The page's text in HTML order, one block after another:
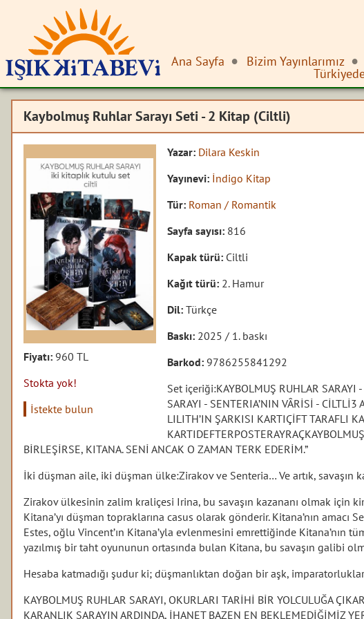
Ana Sayfa Bizim Yayınlarımız
Kaybolmuş Ruhlar Sarayı Seti - 2 Kitap (Ciltli)
Fiyatı:960 TL
Stokta yok!
İstekte bulun
Yazar: Dilara Keskin
Yayınevi: İndigo Kitap
Tür: Roman / Romantik
Sayfa sayısı: 816
Kapak türü: Ciltli
Kağıt türü: 2. Hamur
Dil:Türkçe
Baskı: 2025 / 1. baskı
Barkod:9786255841292
Set içeriği:KAYBOLMUŞ RUHLAR SARAYI
SARAYI - SENTERIA’NIN VÂRİSİ -
LILITH’IN ŞARKISI KARTIÇİFT TARAFLI
BİRLEŞİRSE, KITANA. SENİ ANCAK O ZAMAN TERK EDERİM.”
İki düşman aile, iki düşman ülke:Zirakov ve Senteria… Ve artık, savaşın
Zirakov ülkesinin zalim kraliçesi Irina, bu savaşın kazananı olmak için
Kitana’yı düşman topraklarına casus olarak gönderir. Kitana’nın amacı
Estes, oğlu Vincent’ın Kitana’yla evlenmesini emrettiğinde Kitana’nın
yazılmış bir taht oyununun ortasında bulan Kitana, bu savaşın galibi
Hesaba katmadığı şudur ki; düşmanlıktan doğan bir aşk,
KAYBOLMUŞ RUHLAR SARAYI, OKURLARI TARİHİ BİR YOLCULUĞA
KARANLIK SARAYIN ARDINDA, İHANET BAZEN EN BEKLEMEDİĞİMİZ